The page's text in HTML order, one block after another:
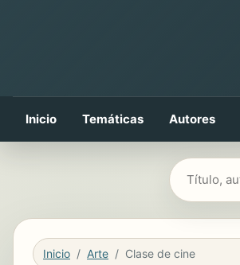
Inicio Temáticas Autores
Buscar libros
Inicio Arte Clase de cine